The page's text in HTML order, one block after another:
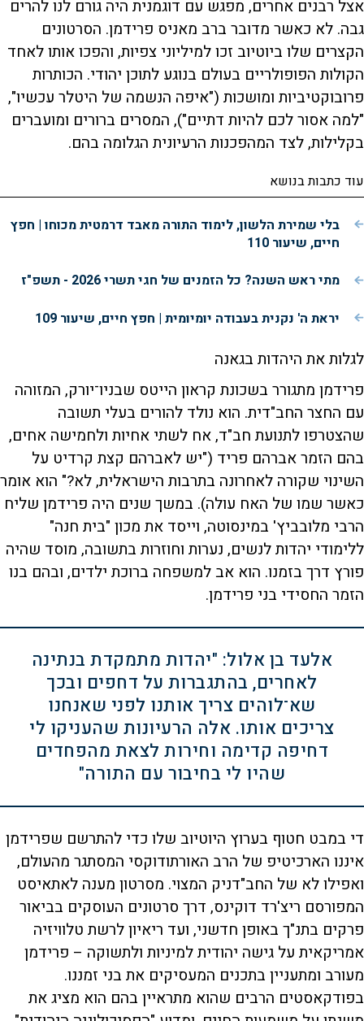
אצל רבנים אחרים, מפגש עם דוגמנית היה גורם לנו להרים
גבה. לא כאשר מדובר ברב מאניס פרידמן. הסרטונים
הקצרים שלו ביוטיוב זכו למיליוני צפיות, והפכו אותו לאחד
הקולות הפופולריים בעולם בנוגע לתוכן יהודי. הכותרות
פרובוקטיביות ומושכות ("איפה הנשמה של היטלר עכשיו",
"למה אסור לכם להיות דתיים"), המסרים ברורים ומועברים
בקלילות, לצד המהפכנות הרעיונית הגלומה בהם.
עוד כתבות בנושא
בלי שמירת הלשון, לימוד התורה מאבד דרמטית מכוחו | חפץ
חיים, שיעור 110
מתי ראש השנה? כל הזמנים של חגי תשרי 2026 - תשפ"ז
יראת ה' נקנית בעבודה יומיומית | חפץ חיים, שיעור 109
לגלות את היהדות בגאנה
פרידמן מתגורר בשכונת קראון הייטס שבניו־יורק, המזוהה
עם החצר החב"דית. הוא נולד להורים בעלי תשובה
שהצטרפו לתנועת חב"ד, אח לשתי אחיות ולחמישה אחים,
בהם הזמר אברהם פריד ("יש לאברהם קצת קרדיט על
השינוי שקורה לאחרונה בתרבות הישראלית, לא?" הוא אומר
כאשר שמו של האח עולה). במשך שנים היה פרידמן שליח
הרבי מלובביץ' במינסוטה, וייסד את מכון "בית חנה"
ללימודי יהדות לנשים, נערות וחוזרות בתשובה, מוסד שהיה
פורץ דרך בזמנו. הוא אב למשפחה ברוכת ילדים, ובהם בנו
הזמר החסידי בני פרידמן.
אלעד בן אלול: "יהדות מתמקדת בנתינה
לאחרים, בהתגברות על דחפים ובכך
שא־לוהים צריך אותנו לפני שאנחנו
צריכים אותו. אלה הרעיונות שהעניקו לי
דחיפה קדימה וחירות לצאת מהפחדים
שהיו לי בחיבור עם התורה"
די במבט חטוף בערוץ היוטיוב שלו כדי להתרשם שפרידמן
איננו הארכיטיפ של הרב האורתודוקסי המסתגר מהעולם,
ואפילו לא של החב"דניק המצוי. מסרטון מענה לאתאיסט
המפורסם ריצ'רד דוקינס, דרך סרטונים העוסקים בביאור
פרקים בתנ"ך באופן חדשני, ועד ריאיון לרשת טלוויזיה
אמריקאית על גישה יהודית למיניות ולתשוקה – פרידמן
מעורב ומתעניין בתכנים המעסיקים את בני זמננו.
בפודקאסטים הרבים שהוא מתראיין בהם הוא מציג את